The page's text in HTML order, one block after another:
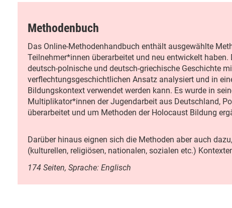
Methodenbuch
Das Online-Methodenhandbuch enthält ausgewählte
Teilnehmer*innen überarbeitet und neu entwickelt haben.
deutsch-polnische und deutsch-griechische Geschichte
verflechtungsgeschichtlichen Ansatz analysiert und in
Bildungskontext verwendet werden kann. Es wurde in
Multiplikator*innen der Jugendarbeit aus Deutschland,
überarbeitet und um Methoden der Holocaust Bildung
Darüber hinaus eignen sich die Methoden aber auch
(kulturellen, religiösen, nationalen, sozialen etc.)
174 Seiten, Sprache: Englisch